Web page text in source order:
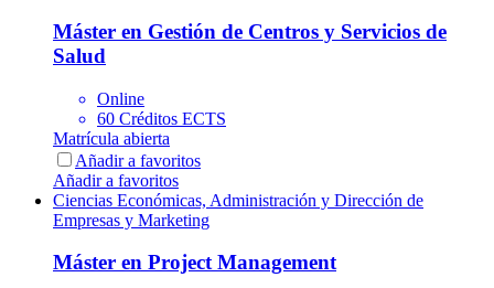
Máster en Gestión de Centros y Servicios de
Salud
Online
60 Créditos ECTS
Matrícula abierta
Añadir a favoritos
Añadir a favoritos
Ciencias Económicas, Administración y Dirección de
Empresas y Marketing
Máster en Project Management